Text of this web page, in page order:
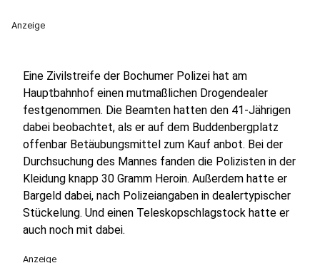
Anzeige
Eine Zivilstreife der Bochumer Polizei hat am
Hauptbahnhof einen mutmaßlichen Drogendealer
festgenommen. Die Beamten hatten den 41-Jährigen
dabei beobachtet, als er auf dem Buddenbergplatz
offenbar Betäubungsmittel zum Kauf anbot. Bei der
Durchsuchung des Mannes fanden die Polizisten in der
Kleidung knapp 30 Gramm Heroin. Außerdem hatte er
Bargeld dabei, nach Polizeiangaben in dealertypischer
Stückelung. Und einen Teleskopschlagstock hatte er
auch noch mit dabei.
Anzeige